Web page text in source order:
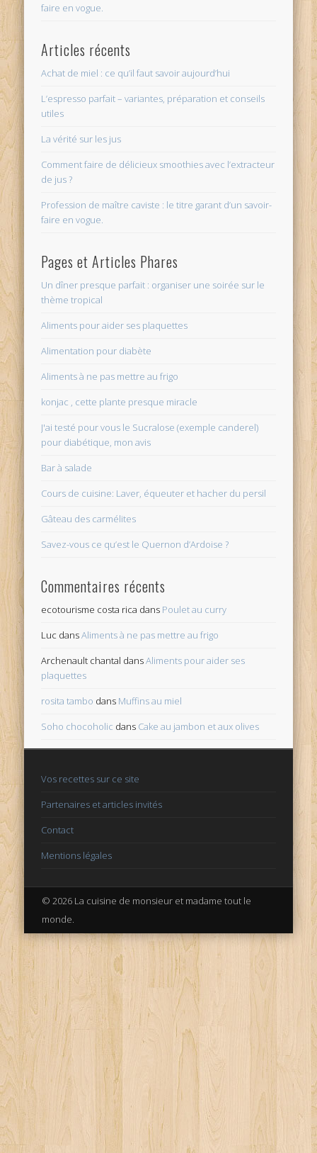
faire en vogue.
Articles récents
Achat de miel : ce qu’il faut savoir aujourd’hui
L’espresso parfait – variantes, préparation et conseils
utiles
La vérité sur les jus
Comment faire de délicieux smoothies avec l’extracteur
de jus ?
Profession de maître caviste : le titre garant d’un savoir-
faire en vogue.
Pages et Articles Phares
Un dîner presque parfait : organiser une soirée sur le
thème tropical
Aliments pour aider ses plaquettes
Alimentation pour diabète
Aliments à ne pas mettre au frigo
konjac , cette plante presque miracle
J'ai testé pour vous le Sucralose (exemple canderel)
pour diabétique, mon avis
Bar à salade
Cours de cuisine: Laver, équeuter et hacher du persil
Gâteau des carmélites
Savez-vous ce qu’est le Quernon d’Ardoise ?
Commentaires récents
ecotourisme costa rica dans Poulet au curry
Luc dansAliments à ne pas mettre au frigo
Archenault chantal dansAliments pour aider ses
plaquettes
rosita tambo dans Muffins au miel
Soho chocoholic dans Cake au jambon et aux olives
Vos recettes sur ce site
Partenaires et articles invités
Contact
Mentions légales
© 2026 La cuisine de monsieur et madame tout le
monde.